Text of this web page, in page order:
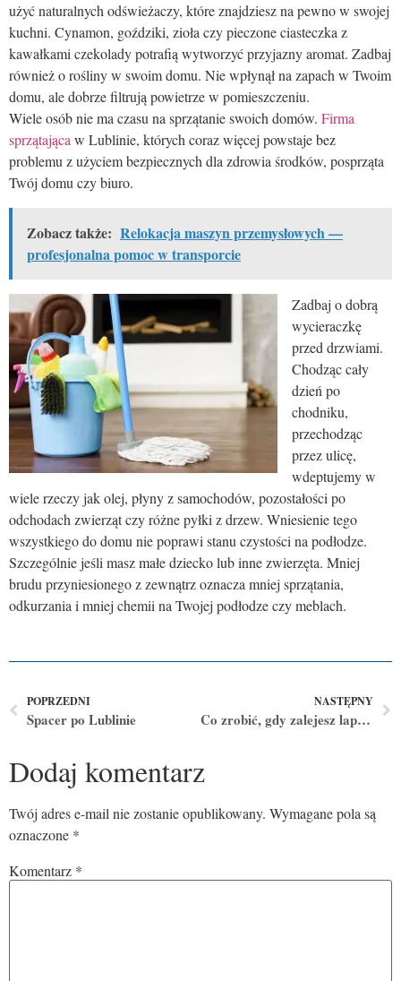
użyć naturalnych odświeżaczy, które znajdziesz na pewno w swojej
kuchni. Cynamon, goździki, zioła czy pieczone ciasteczka z
kawałkami czekolady potrafią wytworzyć przyjazny aromat. Zadbaj
również o rośliny w swoim domu. Nie wpłynął na zapach w Twoim
domu, ale dobrze filtrują powietrze w pomieszczeniu.
Wiele osób nie ma czasu na sprzątanie swoich domów. Firma
sprzątająca w Lublinie, których coraz więcej powstaje bez
problemu z użyciem bezpiecznych dla zdrowia środków, posprząta
Twój domu czy biuro.
Zobacz także: Relokacja maszyn przemysłowych —
profesjonalna pomoc w transporcie
Zadbaj o dobrą
wycieraczkę
przed drzwiami.
Chodząc cały
dzień po
chodniku,
przechodząc
przez ulicę,
wdeptujemy w
wiele rzeczy jak olej, płyny z samochodów, pozostałości po
odchodach zwierząt czy różne pyłki z drzew. Wniesienie tego
wszystkiego do domu nie poprawi stanu czystości na podłodze.
Szczególnie jeśli masz małe dziecko lub inne zwierzęta. Mniej
brudu przyniesionego z zewnątrz oznacza mniej sprzątania,
odkurzania i mniej chemii na Twojej podłodze czy meblach.
POPRZEDNI
Spacer po Lublinie
NASTĘPNY
Co zrobić, gdy zalejesz laptop?
Dodaj komentarz
Twój adres e-mail nie zostanie opublikowany. Wymagane pola są
oznaczone *
Komentarz *